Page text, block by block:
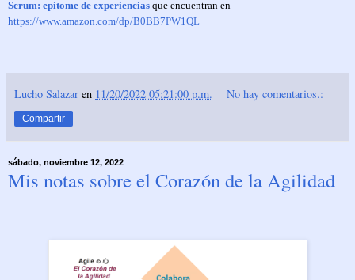
Scrum: epítome de experiencias que encuentran en
https://www.amazon.com/dp/B0BB7PW1QL
Lucho Salazar en 11/20/2022 05:21:00 p.m. No hay comentarios.:
Compartir
sábado, noviembre 12, 2022
Mis notas sobre el Corazón de la Agilidad